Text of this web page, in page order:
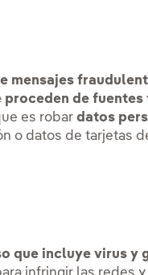
mensajes
de fuentes
es robardatos
o datos de tarjetas
que incluye virus y